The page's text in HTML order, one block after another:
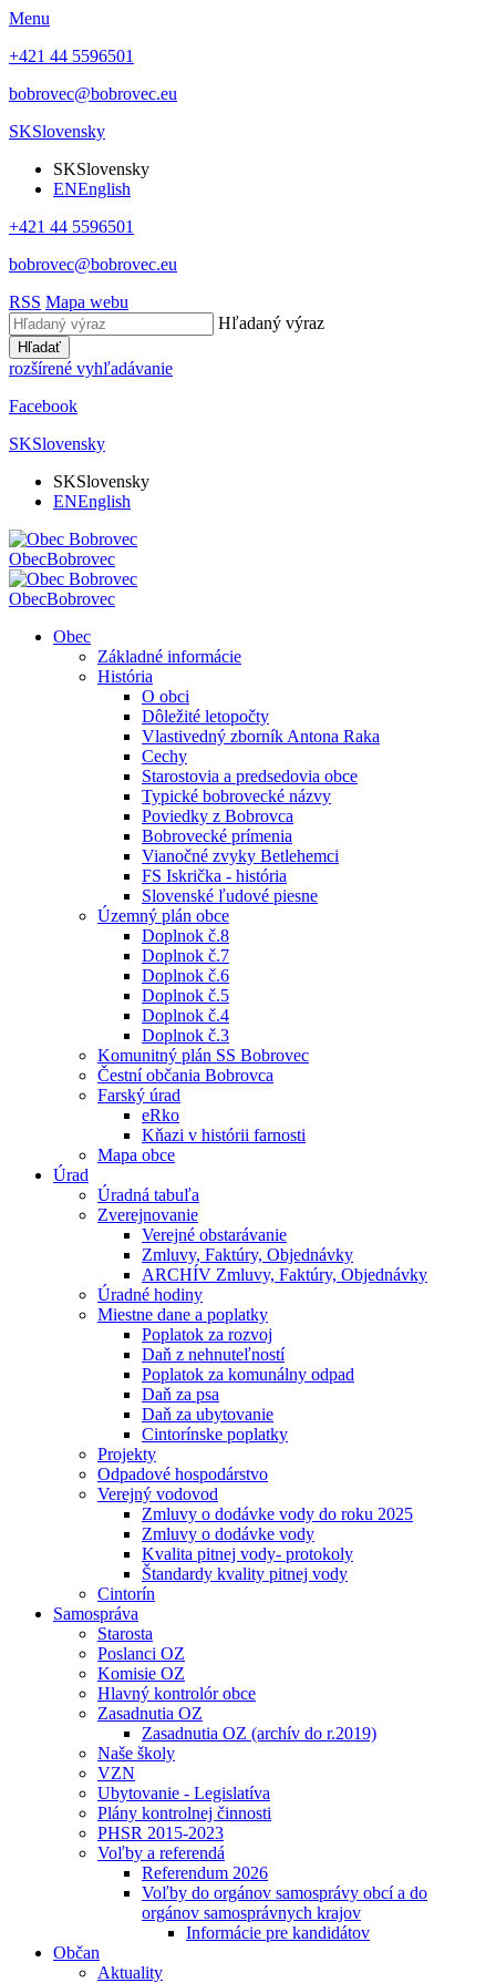
Menu
+421 44 5596501
bobrovec@bobrovec.eu
SKSlovensky
SKSlovensky
ENEnglish
+421 44 5596501
bobrovec@bobrovec.eu
RSS Mapa webu
Hľadaný výraz
Hľadať
rozšírené vyhľadávanie
Facebook
SKSlovensky
SKSlovensky
ENEnglish
ObecBobrovec
ObecBobrovec
Obec
Základné informácie
História
O obci
Dôležité letopočty
Vlastivedný zborník Antona Raka
Cechy
Starostovia a predsedovia obce
Typické bobrovecké názvy
Poviedky z Bobrovca
Bobrovecké prímenia
Vianočné zvyky Betlehemci
FS Iskrička - história
Slovenské ľudové piesne
Územný plán obce
Doplnok č.8
Doplnok č.7
Doplnok č.6
Doplnok č.5
Doplnok č.4
Doplnok č.3
Komunitný plán SS Bobrovec
Čestní občania Bobrovca
Farský úrad
eRko
Kňazi v histórii farnosti
Mapa obce
Úrad
Úradná tabuľa
Zverejnovanie
Verejné obstarávanie
Zmluvy, Faktúry, Objednávky
ARCHÍV Zmluvy, Faktúry, Objednávky
Úradné hodiny
Miestne dane a poplatky
Poplatok za rozvoj
Daň z nehnuteľností
Poplatok za komunálny odpad
Daň za psa
Daň za ubytovanie
Cintorínske poplatky
Projekty
Odpadové hospodárstvo
Verejný vodovod
Zmluvy o dodávke vody do roku 2025
Zmluvy o dodávke vody
Kvalita pitnej vody- protokoly
Štandardy kvality pitnej vody
Cintorín
Samospráva
Starosta
Poslanci OZ
Komisie OZ
Hlavný kontrolór obce
Zasadnutia OZ
Zasadnutia OZ (archív do r.2019)
Naše školy
VZN
Ubytovanie - Legislatíva
Plány kontrolnej činnosti
PHSR 2015-2023
Voľby a referendá
Referendum 2026
Voľby do orgánov samosprávy obcí a do
orgánov samosprávnych krajov
Informácie pre kandidátov
Občan
Aktuality